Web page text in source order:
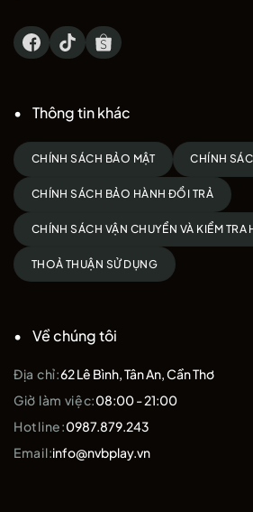
Thông tin khác
CHÍNH SÁCH BẢO MẬT CHÍNH
CHÍNH SÁCH BẢO HÀNH ĐỔI TRẢ
CHÍNH SÁCH VẬN CHUYỂN VÀ KIỂM TRA
THOẢ THUẬN SỬ DỤNG
Về chúng tôi
Địa chỉ:62 Lê Bình, Tân An, Cần Thơ
Giờ làm việc:08:00 - 21:00
Hotline:0987.879.243
Email:info@nvbplay.vn